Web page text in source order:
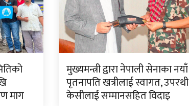
माग
मुख्यमन्त्री द्वारा नेपाली सेनाका नयाँ
पृतनापति खत्रीलाई स्वागत, उपरथी
केसीलाई सम्मानसहित विदाइ